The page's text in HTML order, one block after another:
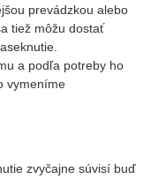
prevádzkou alebo
tiež môžu dostať
a podľa potreby ho
vymeníme
zvyčajne súvisí buď